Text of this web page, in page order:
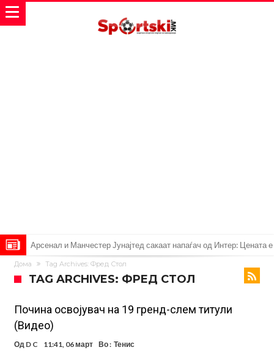
Арсенал и Манчестер Јунајтед сакаат напаѓач од Интер: Цената е
85 милиони евра
Манчестер Сити за 100 милиони евра ја носи сензацијата од СП
Се подготвува фудбалска предавство какво што не е видено од
2010 година?
Тикет на денот (недела, 09.08.2026)
Само во Турција: Салах доби милиони, а потоа градоначалникот
го остави без зборови
Зборови кои сите ги чекаа, Симеоне го спореди Алварез со
Дома Tag Archives: Фред Стол
TAG ARCHIVES: ФРЕД СТОЛ
Почина освојувач на 19 гренд-слем титули
(Видео)
Од D C 11:41, 06 март Во : Тенис